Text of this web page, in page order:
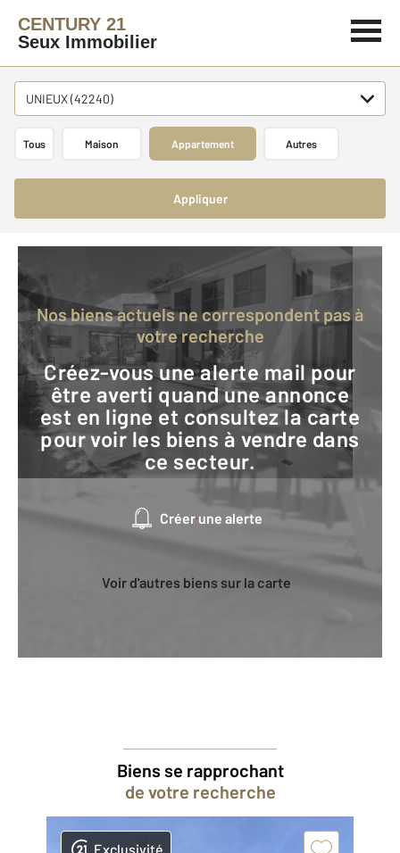
CENTURY 21
Seux Immobilier
UNIEUX (42240)
Tous Maison Appartement Autres
Appliquer
Nos biens actuels ne correspondent pas à
votre recherche
Créez-vous une alerte mail pour
être averti quand une annonce
est en ligne et consultez la carte
pour voir les biens à vendre dans
ce secteur.
Créer une alerte
Voir d'autres biens sur la carte
Biens se rapprochant
de votre recherche
Exclusivité